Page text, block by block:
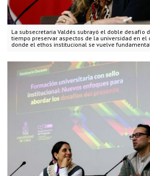
La subsecretaria Valdés subrayó el doble desafío
tiempo preservar aspectos de la universidad en el
donde el ethos institucional se vuelve fundamental.